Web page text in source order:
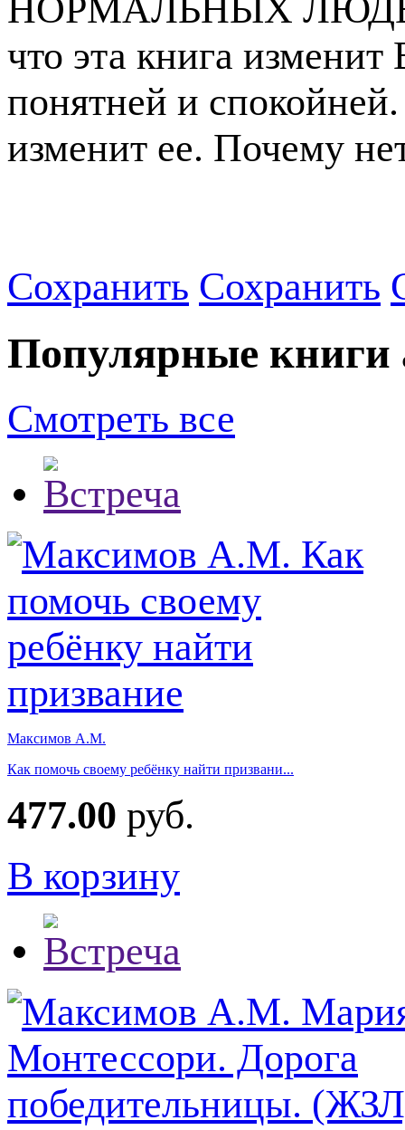
НОРМАЛЬНЫХ
что эта книга
понятней и
изменит ее. Почему
Сохранить Сохранить
Популярные книги
Смотреть все
Максимов А.М.
Как помочь своему ребёнку найти призвани...
477.00 руб.
В корзину